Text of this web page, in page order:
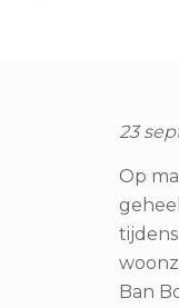
23
Op
Ban